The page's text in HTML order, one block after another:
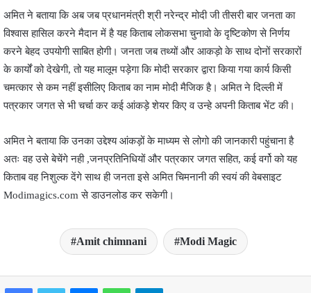
अमित ने बताया कि अब जब प्रधानमंत्री श्री नरेन्द्र मोदी जी तीसरी बार जनता का
विश्वास हासिल करने मैदान में है यह किताब लोकसभा चुनावो के दृष्टिकोण से निर्णय
करने बेहद उपयोगी साबित होगी। जनता जब तथ्यों और आकड़ो के साथ दोनों सरकारों
के कार्यों को देखेगी, तो यह मालूम पड़ेगा कि मोदी सरकार द्वारा किया गया कार्य किसी
चमत्कार से कम नहीं इसीलिए किताब का नाम मोदी मैजिक है। अमित ने दिल्ली में
पत्रकार जगत से भी चर्चा कर कई आंकड़े शेयर किए व उन्हे अपनी किताब भेंट की।
अमित ने बताया कि उनका उद्देश्य आंकड़ों के माध्यम से लोगो की जानकारी पहुंचाना है
अतः वह उसे बेचेंगे नही ,जनप्रतिनिधियों और पत्रकार जगत सहित, कई वर्गो को यह
किताब वह निशुल्क देंगे साथ ही जनता इसे अमित चिमनानी की स्वयं की वेबसाइट
Modimagics.com से डाउनलोड कर सकेगी।
Amit chimnani Modi Magic
FacebookTwitter MessengerWhatsAppTelegram